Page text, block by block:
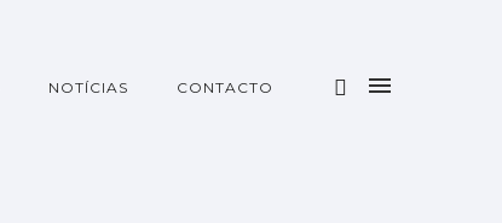
NOTÍCIAS CONTACTO